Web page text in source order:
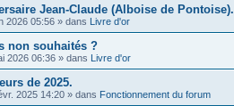
Jean-Claude (Alboise de Pontoise).
2026 05:56 » dans Livre d'or
non souhaités ?
2026 06:36 » dans Livre d'or
de 2025.
2025 14:20 » dans Fonctionnement du forum